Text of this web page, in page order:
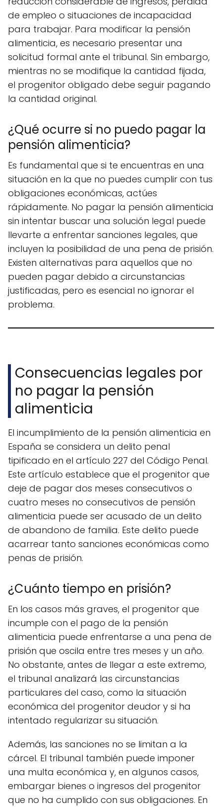
de empleo o situaciones de incapacidad
para trabajar. Para modificar la pensión
alimenticia, es necesario presentar una
solicitud formal ante el tribunal. Sin embargo,
mientras no se modifique la cantidad fijada,
el progenitor obligado debe seguir pagando
la cantidad original.
¿Qué ocurre si no puedo pagar la
pensión alimenticia?
Es fundamental que si te encuentras en una
situación en la que no puedes cumplir con tus
obligaciones económicas, actúes
rápidamente. No pagar la pensión alimenticia
sin intentar buscar una solución legal puede
llevarte a enfrentar sanciones legales, que
incluyen la posibilidad de una pena de prisión.
Existen alternativas para aquellos que no
pueden pagar debido a circunstancias
justificadas, pero es esencial no ignorar el
problema.
Consecuencias legales por
no pagar la pensión
alimenticia
El incumplimiento de la pensión alimenticia en
España se considera un delito penal
tipificado en el artículo 227 del Código Penal.
Este artículo establece que el progenitor que
deje de pagar dos meses consecutivos o
cuatro meses no consecutivos de pensión
alimenticia puede ser acusado de un delito
de abandono de familia. Este delito puede
acarrear tanto sanciones económicas como
penas de prisión.
¿Cuánto tiempo en prisión?
En los casos más graves, el progenitor que
incumple con el pago de la pensión
alimenticia puede enfrentarse a una pena de
prisión que oscila entre tres meses y un año.
No obstante, antes de llegar a este extremo,
el tribunal analizará las circunstancias
particulares del caso, como la situación
económica del progenitor deudor y si ha
intentado regularizar su situación.
Además, las sanciones no se limitan a la
cárcel. El tribunal también puede imponer
una multa económica y, en algunos casos,
embargar bienes o ingresos del progenitor
que no ha cumplido con sus obligaciones. En